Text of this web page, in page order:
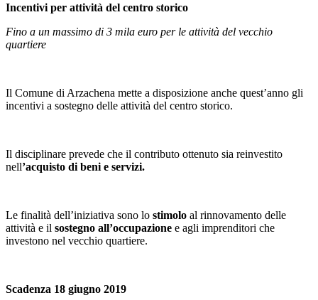
Incentivi per attività del centro storico
Fino a un massimo di 3 mila euro per le attività del vecchio
quartiere
Il Comune di Arzachena mette a disposizione anche quest’anno gli
incentivi a sostegno delle attività del centro storico.
Il disciplinare prevede che il contributo ottenuto sia reinvestito
nell’acquisto di beni e servizi.
Le finalità dell’iniziativa sono lo stimolo al rinnovamento delle
attività e il sostegno all’occupazione e agli imprenditori che
investono nel vecchio quartiere.
Scadenza 18 giugno 2019